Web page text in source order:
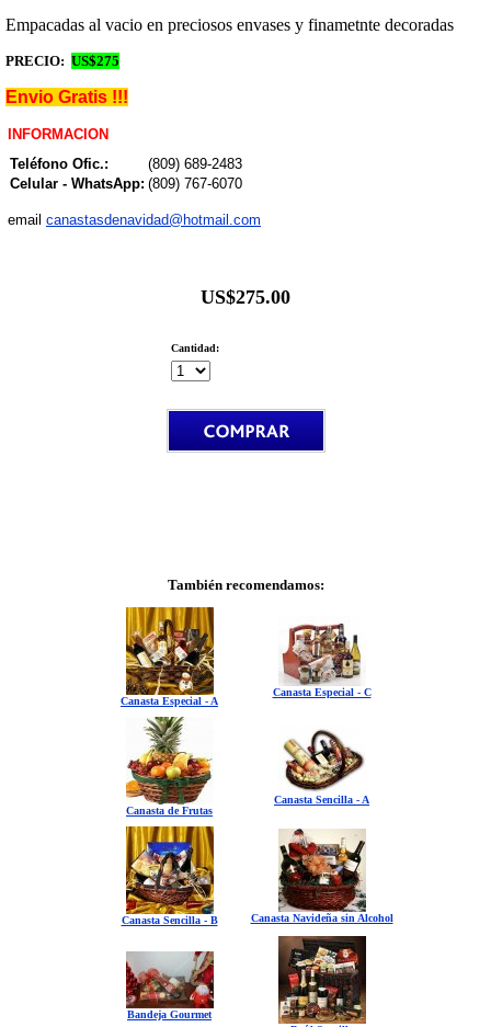
Empacadas al vacio en preciosos envases y finametnte decoradas
PRECIO: US$275
Envio Gratis !!!
INFORMACION
Teléfono Ofic.:
(809) 689-2483
Celular - WhatsApp: (809) 767-6070
email canastasdenavidad@hotmail.com
US$275.00
Cantidad:
También recomendamos:
Canasta Especial - A
Canasta Especial - C
Canasta de Frutas
Canasta Sencilla - A
Canasta Sencilla - B Canasta Navideña sin Alcohol
Bandeja Gourmet